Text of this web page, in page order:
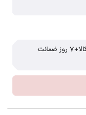
اصالت و سلامت کالا+7 روز ضمانت